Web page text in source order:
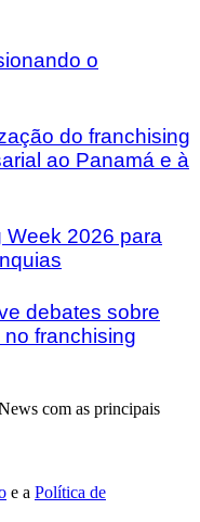
o
do franchising
ao Panamá e à
Week 2026 para
debates sobre
franchising
com as principais
e a Política de